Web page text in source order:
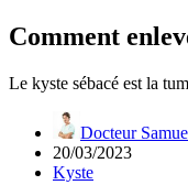
Comment
Le kyste sébacé est la
Docteur
20/03/2023
Kyste